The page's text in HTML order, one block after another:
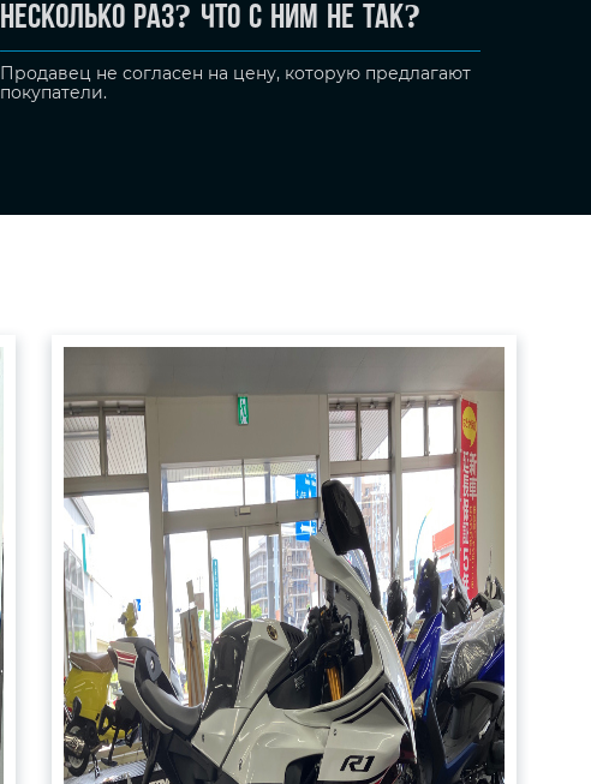
несколько раз? Что с ним не так?
Продавец не согласен на цену, которую предлагают
покупатели.